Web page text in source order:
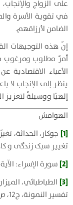
على الزواج
في تقوية الأسرة
الضامن لأرزاقهم.
إنّ هذه التوجيهات
أمرٌ مطلوب ومرغوب
الأعباء الاقتصادية
ينظر إلى الإنجاب لا
إلهيًا ووسيلةً
الهوامش
[1]
جوكار، الحداثة،
تغییر سبک زندگی و
[2] سورة الإسراء: الآية 31.
[3]
تفسير النمونة، ج12، ص102–103؛ قرائتي، تفسير النور، ج5، ص52.